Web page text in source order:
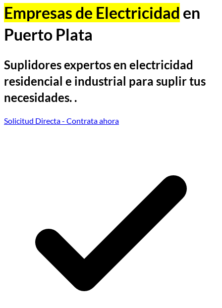
Empresas de Electricidad en
Puerto Plata
Suplidores expertos en electricidad
residencial e industrial para suplir tus
necesidades. .
Solicitud Directa- Contrata ahora